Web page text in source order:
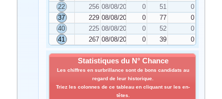
22
256 08/08/2022 0 51
0
37
229 08/08/2022 0 77
0
40
225 08/08/2022 0 52
0
41
267 08/08/2022 0 39 0
Statistiques du N° Chance
Les chiffres en surbrillance sont de bons candidats au
regard de leur historique.
Triez les colonnes de ce tableau en cliquant sur les en-
têtes.